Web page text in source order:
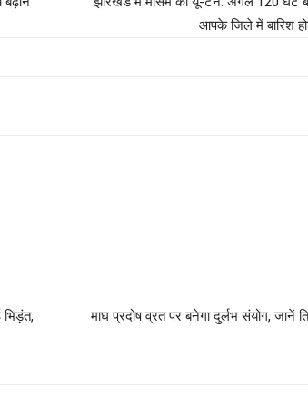
आपके जिले में बारिश
माघ प्रदोष व्रत पर बनेगा दुर्लभ संयोग, जानें